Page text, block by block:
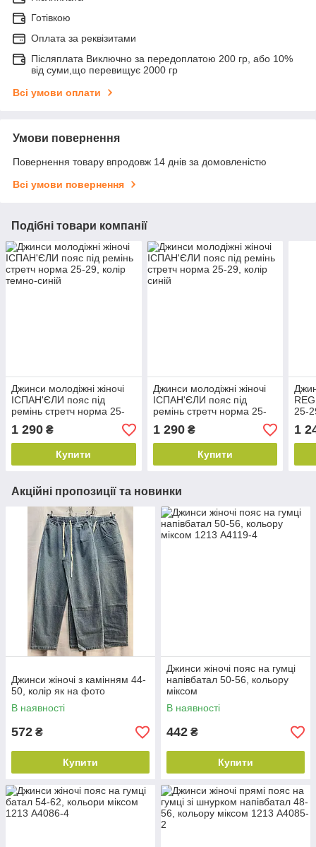
Готівкою
Оплата за реквізитами
Післяплата Виключно за передоплатою 200 гр, або 10%
від суми,що перевищує 2000 гр
Всі умови оплати
Умови повернення
Повернення товару впродовж 14 днів за домовленістю
Всі умови повернення
Подібні товари компанії
Джинси молодіжні жіночі
ІСПАН'ЄЛИ пояс під
ремінь стретч норма 25-
29, колір темно-синій
1 290 ₴
Купити
Джинси молодіжні жіночі
ІСПАН'ЄЛИ пояс під
ремінь стретч норма 25-
29, колір синій
1 290₴
Купити
25-
1
Акційні пропозиції та новинки
Джинси жіночі з камінням 44-
50, колір як на фото
В наявності
572 ₴
Купити
Джинси жіночі пояс на гумці
напівбатал 50-56, кольору
міксом
В наявності
442 ₴
Купити